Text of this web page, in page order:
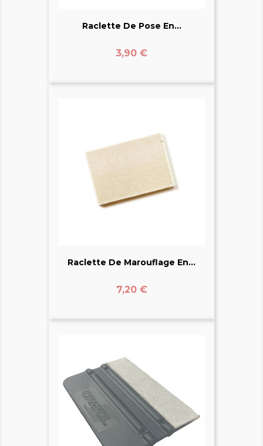
Raclette De Pose En...
Prix
3,90 €
Raclette De Marouflage En...
Prix
7,20 €